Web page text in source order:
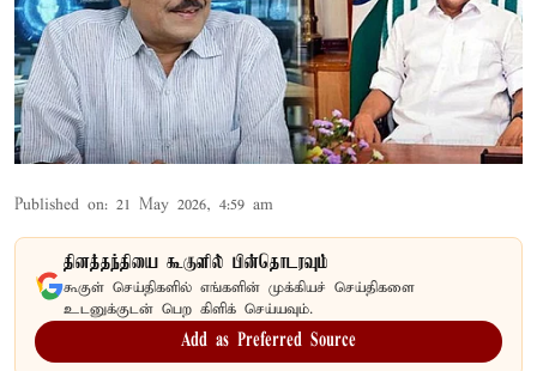
Published on: 21 May 2026, 4:59 am
தினத்தந்தியை கூகுளில் பின்தொடரவும்
கூகுள் செய்திகளில் எங்களின் முக்கியச் செய்திகளை
உடனுக்குடன் பெற கிளிக் செய்யவும்.
Add as Preferred Source